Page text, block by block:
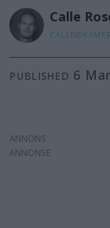
Calle
PUBLISHED 6
ANNONS